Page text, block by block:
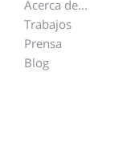
Acerca de...
Trabajos
Prensa
Blog